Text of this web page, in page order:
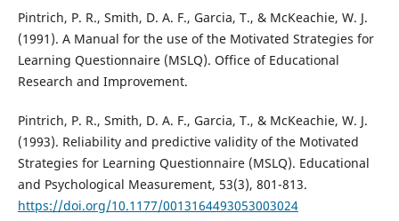
Pintrich, P. R., Smith, D. A. F., Garcia, T., & McKeachie, W. J.
(1991). A Manual for the use of the Motivated Strategies for
Learning Questionnaire (MSLQ). Office of Educational
Research and Improvement.
Pintrich, P. R., Smith, D. A. F., Garcia, T., & McKeachie, W. J.
(1993). Reliability and predictive validity of the Motivated
Strategies for Learning Questionnaire (MSLQ). Educational
and Psychological Measurement, 53(3), 801-813.
https://doi.org/10.1177/0013164493053003024